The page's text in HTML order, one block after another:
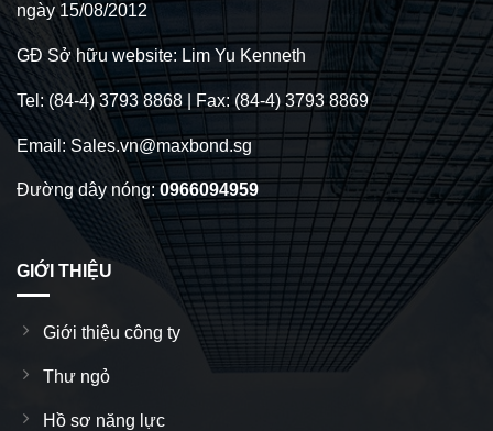
ngày 15/08/2012
GĐ Sở hữu website: Lim Yu Kenneth
Tel: (84-4) 3793 8868 | Fax: (84-4) 3793 8869
Email: Sales.vn@maxbond.sg
Đường dây nóng: 0966094959
GIỚI THIỆU
Giới thiệu công ty
Thư ngỏ
Hồ sơ năng lực